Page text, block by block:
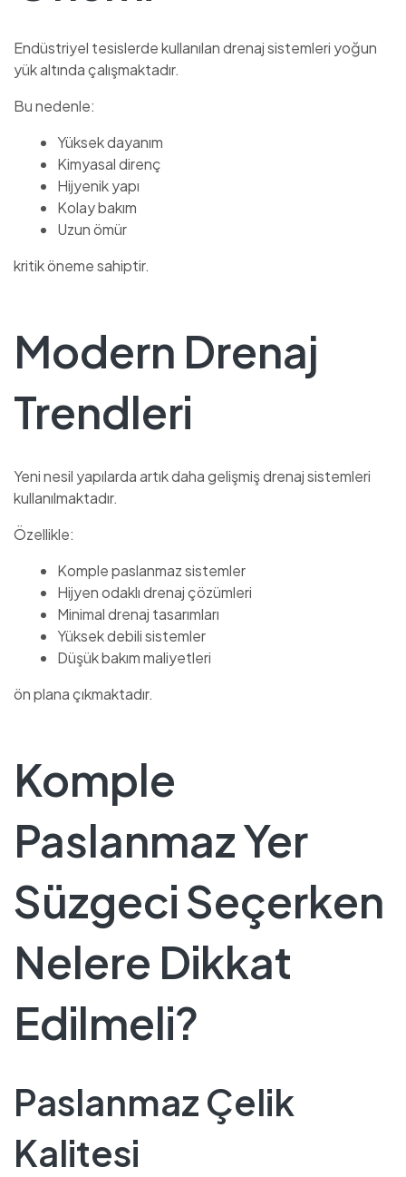
Endüstriyel tesislerde kullanılan drenaj sistemleri yoğun
yük altında çalışmaktadır.
Bu nedenle:
Yüksek dayanım
Kimyasal direnç
Hijyenik yapı
Kolay bakım
Uzun ömür
kritik öneme sahiptir.
Modern Drenaj
Trendleri
Yeni nesil yapılarda artık daha gelişmiş drenaj sistemleri
kullanılmaktadır.
Özellikle:
Komple paslanmaz sistemler
Hijyen odaklı drenaj çözümleri
Minimal drenaj tasarımları
Yüksek debili sistemler
Düşük bakım maliyetleri
ön plana çıkmaktadır.
Komple
Paslanmaz Yer
Süzgeci Seçerken
Nelere Dikkat
Edilmeli?
Paslanmaz Çelik
Kalitesi